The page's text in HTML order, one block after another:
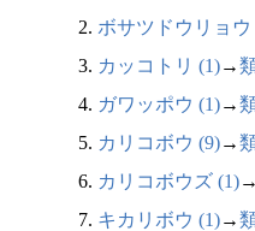
2. ボサツドウリョウ
3. カッコトリ (1)→
4. ガワッポウ (1)→
5. カリコボウ (9)→
6. カリコボウズ (1)→
7. キカリボウ (1)→